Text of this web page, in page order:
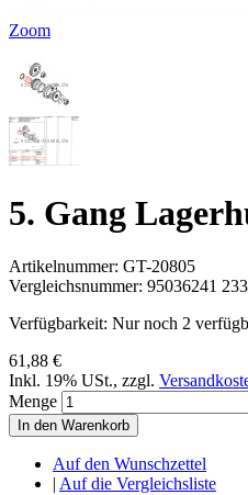
Zoom
5. Gang
Artikelnummer: GT-20805
Vergleichsnummer: 95036241
Verfügbarkeit: Nur noch 2
61,88 €
Inkl. 19% USt., zzgl.
Menge
In den Warenkorb
Auf den Wunschzettel
| Auf die Vergleichsliste